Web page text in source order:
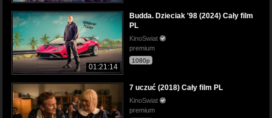
01:21:14
Budda. Dzieciak '98 (2024) Cały film
PL
KinoSwiat
premium
1080p
7 uczuć (2018) Cały film PL
KinoSwiat
premium